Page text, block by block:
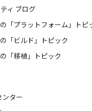
ィ ブログ
「プラットフォーム」トピ
「ビルド」トピック
「移植」トピック
ター